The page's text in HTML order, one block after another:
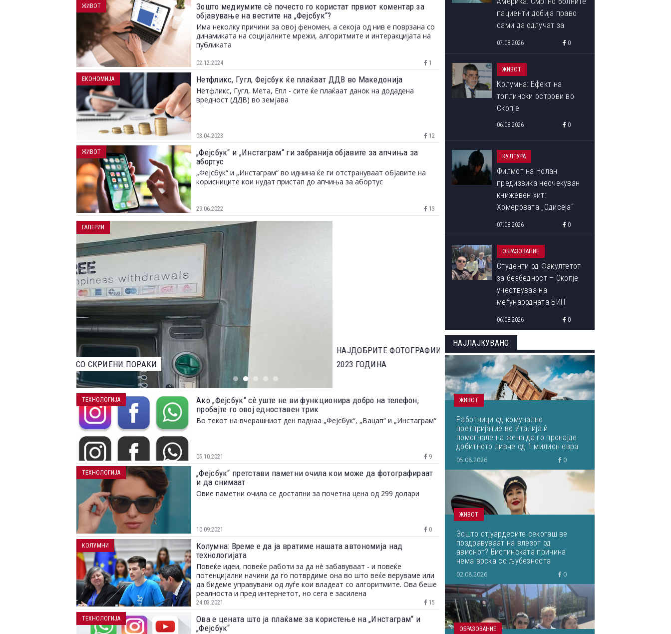
Зошто медиумите сѐ почесто го користат првиот коментар за
објавување на вестите на „Фејсбук“?
Има неколку причини за овој феномен, а секоја од нив е поврзана со
динамиката на социјалните мрежи, алгоритмите и интеракцијата на
публиката
02.12.2024 1
ЖИВОТ
Нетфликс, Гугл, Фејсбук ќе плаќаат ДДВ во Македонија
Нетфликс, Гугл, Мета, Епл - сите ќе плаќаат данок на додадена
вредност (ДДВ) во земјава
03.04.2023 12
ЕКОНОМИЈА
„Фејсбук“ и „Инстаграм“ ги забранија објавите за апчиња за
абортус
„Фејсбук“ и „Инстаграм“ во иднина ќе ги отстрануваат објавите на
корисниците кои нудат пристап до апчиња за абортус
29.06.2022 13
ЖИВОТ
НАЈДОБРИТЕ ФОТОГРАФИИ ОД НАТПРЕВАРОТ ЗА НАЈДОБАР ФОТОГРАФ НА ДИВИОТ СВЕТ НА
2023 ГОДИНА
ОВА СЕ ПОБЕДНИЧКИТЕ ФОТОГРАФИИ ОД
ФОТОГРАФИЈА ОД ПРИРОДАТА ЗА 2023 ГОДИНА
ГАЛЕРИИ
Ако „Фејсбук“ сѐ уште не ви функционира добро на телефон,
пробајте го овој едноставен трик
Во текот на вчерашниот ден паднаа „Фејсбук“, „Вацап“ и „Инстаграм“
05.10.2021 9
ТЕХНОЛОГИЈА
„Фејсбук“ претстави паметни очила кои може да фотографираат
и да снимаат
Овие паметни очила се достапни за почетна цена од 299 долари
10.09.2021 0
ТЕХНОЛОГИЈА
Колумна: Време е да ја вратиме нашата автономија над
технологијата
Повеќе идеи, повеќе работи за да нè забавуваат - и повеќе
потенцијални начини да го потврдиме она во што веќе веруваме или
да бидеме управувани од луѓе кои владеат со алгоритмите. Ова беше
реалноста и пред интернетот, но сега е засилена
24.03.2021 15
КОЛУМНИ
Ова е цената што ја плаќаме за користење на „Инстаграм“ и
„Фејсбук“
ТЕХНОЛОГИЈА
пациенти добија право
сами да одлучат за
07.08.2026 0
ЖИВОТ
Колумна: Ефект на
топлински острови во
Скопје
06.08.2026 0
КУЛТУРА
Филмот на Нолан
предизвика неочекуван
книжевен хит:
Хомеровата „Одисеја“
07.08.2026 0
ОБРАЗОВАНИЕ
Студенти од Факултетот
за безбедност – Скопје
учествуваа на
меѓународната БИП
06.08.2026 0
НАЈЛАЈКУВАНО
ЖИВОТ
Работници од комунално
претпријатие во Италија ѝ
помогнале на жена да го пронајде
добитното ливче од 1 милион евра
кое завршило на депонија
05.08.2026 0
ЖИВОТ
Зошто стјуардесите секогаш ве
поздравуваат на влезот од
авионот? Вистинската причина
нема врска со љубезноста
02.08.2026 0
ОБРАЗОВАНИЕ